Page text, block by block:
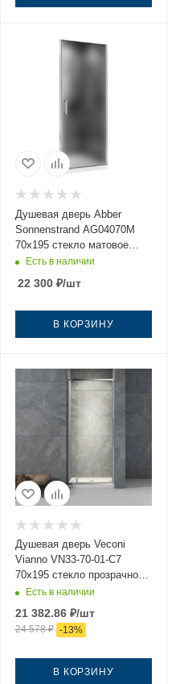
Душевая дверь Abber
Sonnenstrand AG04070M
70х195 стекло матовое
профиль хром
Есть в наличии
22 300₽/шт
В КОРЗИНУ
Душевая дверь Veconi
Vianno VN33-70-01-C7
70х195 стекло прозрачное
профиль хром
Есть в наличии
21 382.86₽/шт
24 578₽ -13%
В КОРЗИНУ